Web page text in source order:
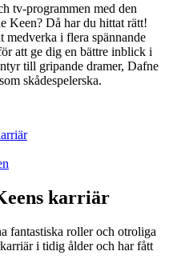
tv-programmen med den
Keen? Då har du hittat rätt!
medverka i flera spännande
att ge dig en bättre inblick i
till gripande dramer, Dafne
skådespelerska.
karriär
fantastiska roller och otroliga
i tidig ålder och har fått